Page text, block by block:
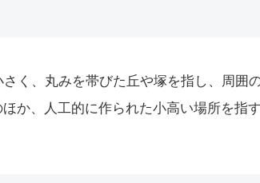
く、丸みを帯びた丘や塚を指し、周囲
か、人工的に作られた小高い場所を指す